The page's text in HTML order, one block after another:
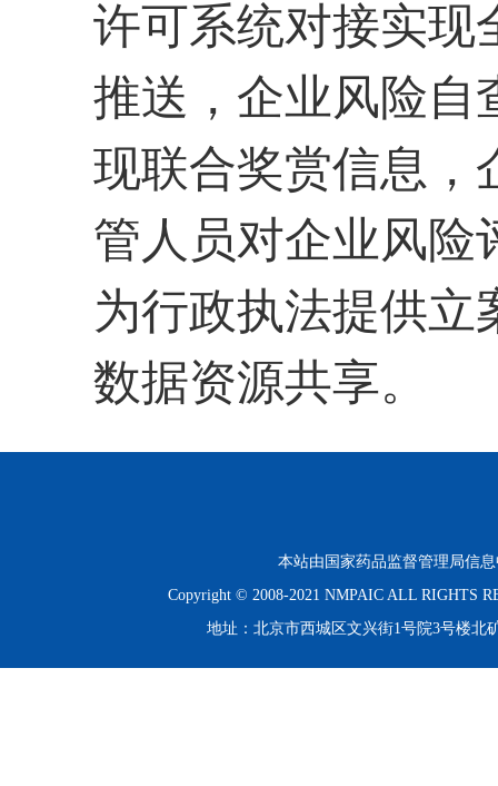
许可系统对接实现
推送，企业风险自
现联合奖赏信息，
管人员对企业风险
为行政执法提供立
数据资源共享。
本站由国家药品监督管理局信
Copyright © 2008-2021 NMPAIC ALL RIGHTS
地址：北京市西城区文兴街1号院3号楼